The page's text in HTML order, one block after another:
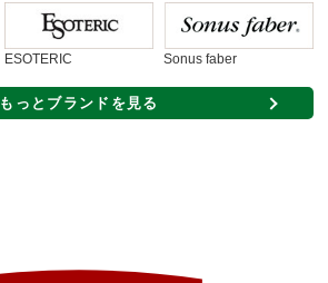
ESOTERIC Sonus faber
もっとブランドを見る